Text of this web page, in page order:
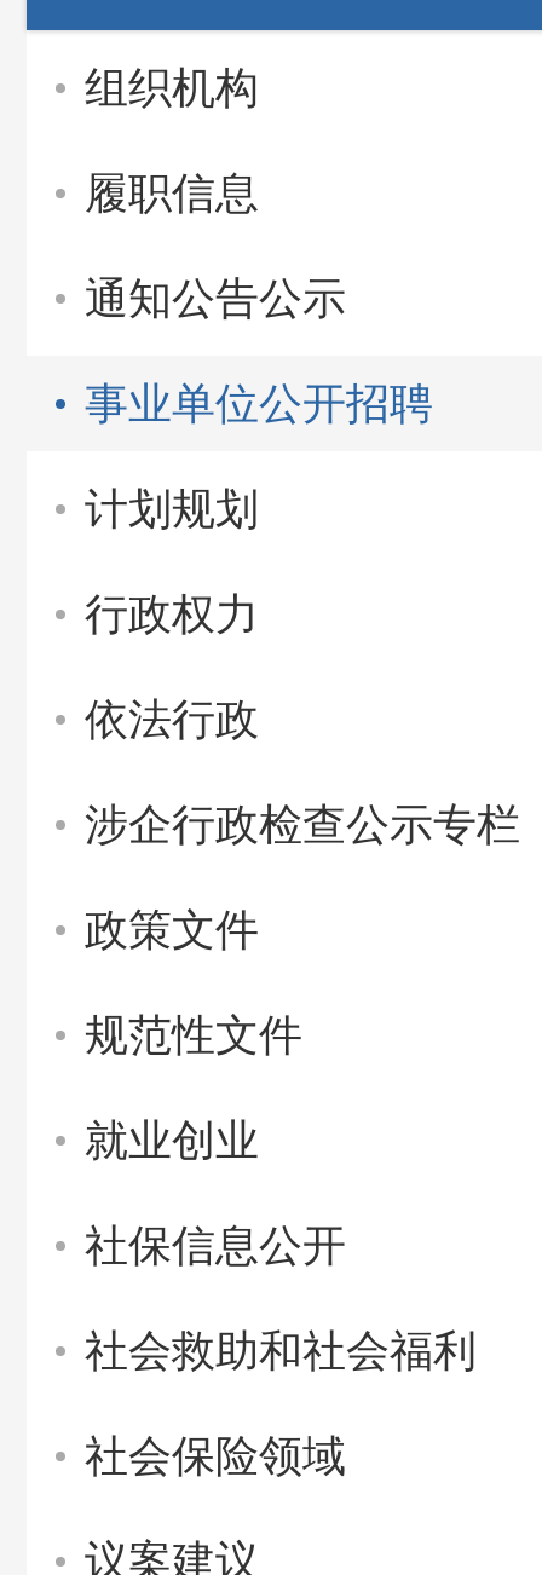
组织机构
履职信息
通知公告公示
事业单位公开招聘
计划规划
行政权力
依法行政
涉企行政检查公示专栏
政策文件
规范性文件
就业创业
社保信息公开
社会救助和社会福利
社会保险领域
议案建议